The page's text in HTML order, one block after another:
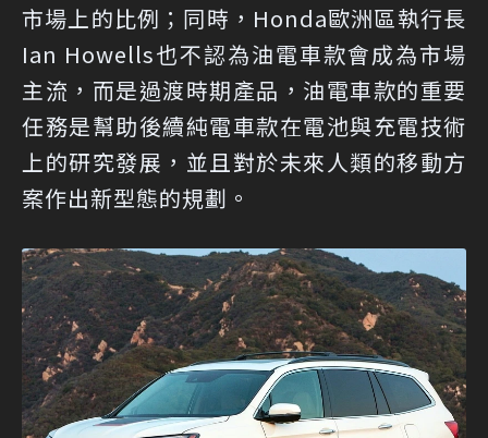
市場上的比例；同時，Honda歐洲區執行長
Ian Howells也不認為油電車款會成為市場
主流，而是過渡時期產品，油電車款的重要
任務是幫助後續純電車款在電池與充電技術
上的研究發展，並且對於未來人類的移動方
案作出新型態的規劃。